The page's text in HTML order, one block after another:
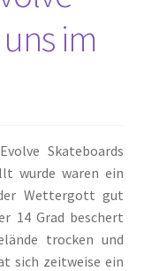
im
Skateboards
wurde waren ein
Wettergott gut
14 Grad beschert
trocken und
sich zeitweise ein